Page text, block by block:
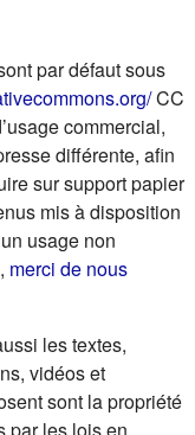
par défaut sous
CC
commercial,
différente, afin
sur support papier
mis à disposition
usage non
merci de nous
les textes,
vidéos et
sont la propriété